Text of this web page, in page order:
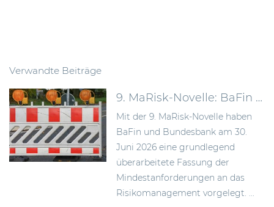
Verwandte Beiträge
9. MaRisk-Novelle: BaFin schafft mehr Proportionalität im Risikomanagement
Mit der 9. MaRisk-Novelle haben
BaFin und Bundesbank am 30.
Juni 2026 eine grundlegend
überarbeitete Fassung der
Mindestanforderungen an das
Risikomanagement vorgelegt. ...